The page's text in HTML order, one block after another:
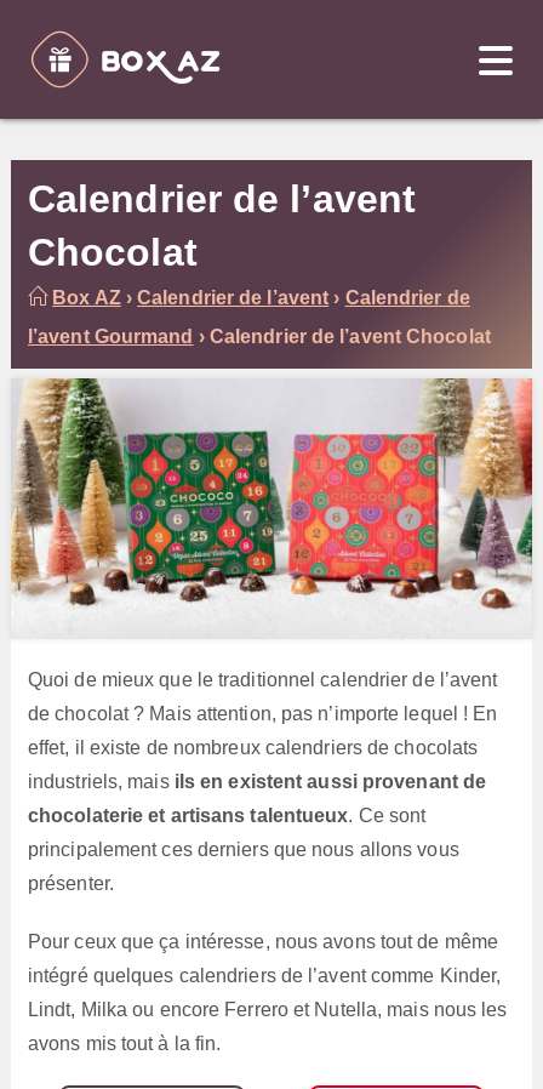
content
Calendrier de l’avent
Chocolat
Box AZ›Calendrier de l’avent › Calendrier de
l’avent Gourmand › Calendrier de l’avent Chocolat
Quoi de mieux que le traditionnel calendrier de l’avent
de chocolat ? Mais attention, pas n’importe lequel ! En
effet, il existe de nombreux calendriers de chocolats
industriels, mais ils en existent aussi provenant de
chocolaterie et artisans talentueux. Ce sont
principalement ces derniers que nous allons vous
présenter.
Pour ceux que ça intéresse, nous avons tout de même
intégré quelques calendriers de l’avent comme Kinder,
Lindt, Milka ou encore Ferrero et Nutella, mais nous les
avons mis tout à la fin.